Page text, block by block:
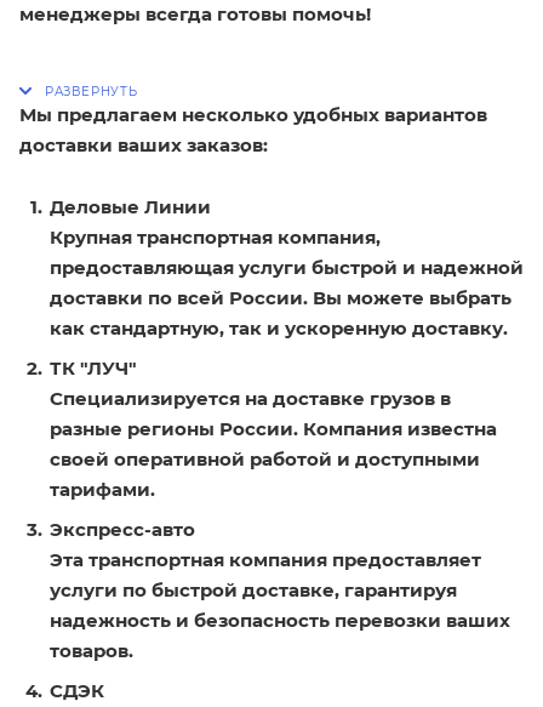
менеджеры всегда готовы помочь!
Мы предлагаем несколько удобных вариантов
доставки ваших заказов:
Деловые Линии
Крупная транспортная компания,
предоставляющая услуги быстрой и надежной
доставки по всей России. Вы можете выбрать
как стандартную, так и ускоренную доставку.
ТК "ЛУЧ"
Специализируется на доставке грузов в
разные регионы России. Компания известна
своей оперативной работой и доступными
тарифами.
Экспресс-авто
Эта транспортная компания предоставляет
услуги по быстрой доставке, гарантируя
надежность и безопасность перевозки ваших
товаров.
СДЭК